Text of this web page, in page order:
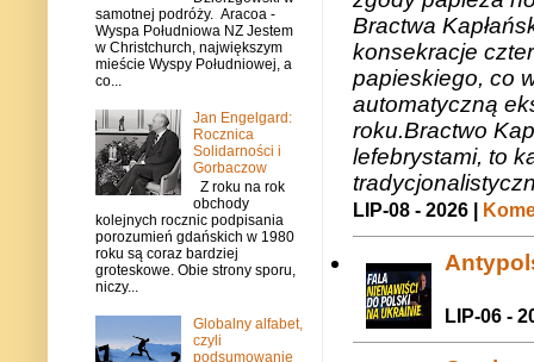
Bractwa
konsekracje
papieskiego, co
automatyczną
roku.Bractwo
lefebrystami, to
LIP-08 - 2026 |
LIP-06 -
samotnej podróży. Aracoa -
Wyspa Południowa NZ Jestem
w Christchurch, największym
mieście Wyspy Południowej, a
co...
Jan Engelgard:
Rocznica
Solidarności i
Gorbaczow
Z roku na rok
obchody
kolejnych rocznic podpisania
porozumień gdańskich w 1980
roku są coraz bardziej
groteskowe. Obie strony sporu,
niczy...
Globalny alfabet,
czyli
podsumowanie